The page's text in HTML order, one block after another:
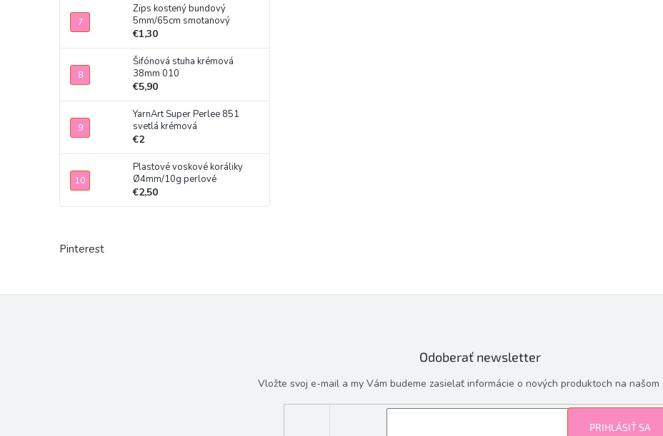
Zips kostený bundový
5mm/65cm smotanový
€1,30
Šifónová stuha krémová
38mm 010
€5,90
YarnArt Super Perlee 851
svetlá krémová
€2
Plastové voskové koráliky
Ø4mm/10g perlové
€2,50
Pinterest
Odoberať newsletter
Vložte svoj e-mail a my Vám budeme zasielať informácie o nových produktoch na našom
PRIHLÁSIŤ SA